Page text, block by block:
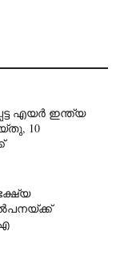
എയര്‍ ഇന്ത്യ
10